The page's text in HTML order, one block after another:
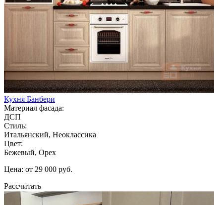
Кухня Банбери
Материал фасада:
ДСП
Стиль:
Итальянский, Неоклассика
Цвет:
Бежевый, Орех
Цена: от 29 000 руб.
Рассчитать